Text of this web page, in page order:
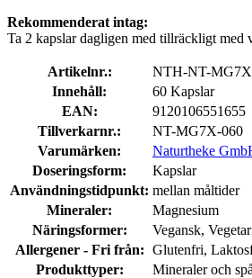
Rekommenderat intag:
Ta 2 kapslar dagligen med tillräckligt med
Artikelnr.:
NTH-NT-
Innehåll:
60 Kapslar
EAN:
9120106551655
Tillverkarnr.:
NT-MG7X-060
Varumärken:
Naturtheke
Doseringsform:
Kapslar
Användningstidpunkt: mellan måltider
Mineraler:
Magnesium
Näringsformer:
Vegansk,
Allergener - Fri från: Glutenfri,
Produkttyper:
Mineraler och